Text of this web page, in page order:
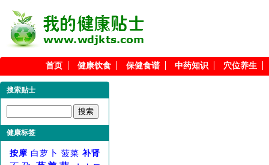
首页 健康饮食 保健食谱 中药知识 穴位养生
搜索贴士
健康标签
按摩 白萝卜 菠菜 补肾